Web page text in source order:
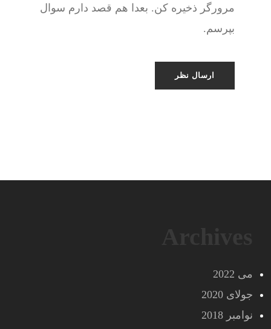
مرورگر ذخیره کن. بعدا هم قصد دارم سوال
بپرسم.
می 2022
جولای 2020
نوامبر 2018